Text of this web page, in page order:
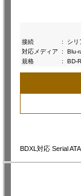
接続
:
シリ
対応メディア
:
Blu-
規格
: BD-
BDXL対応 Serial